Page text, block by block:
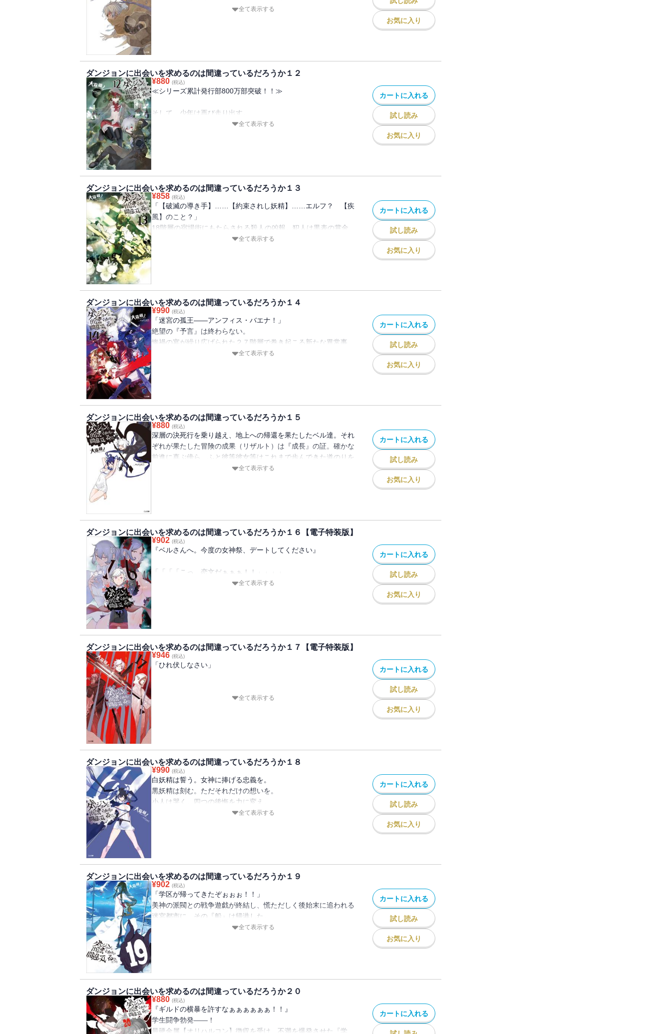
「迷わないで。貴方の側には失われないものがちゃんと残ってい
ます」
出会いの絆に支えられ、決意を新たにした少年は仲間とともに立
ち上がる。
「僕……強くなりたいです」
これは、少年が歩み、女神が記す、
──【眷族の物語（ファミリア・ミィス）】──
※電子版は文庫版と一部異なる場合がありますので、あらかじめ
全て表示する
お気に入り
ダンジョンに出会いを求めるのは間違っているだろうか１２
¥880 (税込)
≪シリーズ累計発行部800万部突破！！≫
そして、少年は再び走り出す。
好敵手との死闘を経て成長を遂げたベル。
ベル・クラネルは『資格』を得た、更なる冒険に臨め――。
ギルドより届いた指令がベルを新たな舞台へと導く。
迷宮攻略のために発足される『派閥連盟』。
これまで戦ってきた仲間達とともに、新たな階層、新たなモンス
ター、そして新たな『未知』に挑む。
全て表示する
カートに入れる
試し読み
お気に入り
ダンジョンに出会いを求めるのは間違っているだろうか１３
¥858 (税込)
「【破滅の導き手】……【約束されし妖精】……エルフ？ 【疾
風】のこと？」
18階層の宿場街にもたらされる殺人の凶報。犯人は黒表の賞金
始める。
そして真相を追う少年が、黒き復讐の炎に焼かれる妖精と邂逅を
果たす時、かつてない【厄災】が産声を上げる！
これは少年が歩み、女神が記す、──【眷族の物語＜ファミリ
ア・ミィス＞】── ※電子版は紙書籍版と一部異なる場合があ
全て表示する
カートに入れる
試し読み
お気に入り
ダンジョンに出会いを求めるのは間違っているだろうか１４
¥990 (税込)
「迷宮の孤王――アンフィス・バエナ！」
絶望の『予言』は終わらない。
惨禍の宴が繰り広げられた２７階層で巻き起こる新たな異常事
態。退路を断たれたリリ達は、ベル不在の中で『冒険』を余儀な
そして迫りくる【厄災】の影。かつてない過酷に翻弄される中、
リューは生と死の狭間で過去の情景を見る。
「私には、もう……『正義』はない」
これは少年が歩み、女神が記す、 ──【眷族の物語】── ※電
子版は紙書籍版と一部異なる場合がありますので、あらかじめご
全て表示する
カートに入れる
試し読み
お気に入り
ダンジョンに出会いを求めるのは間違っているだろうか１５
¥880 (税込)
深層の決死行を乗り越え、地上への帰還を果たしたベル達。それ
ぞれが果たした冒険の成果（リザルト）は『成長』の証。確かな
前進に喜ぶ傍ら、ふと彼等彼女等はこれまで歩んできた道のりを
鍛冶師は遠き日を重ねた空を仰ぎ。
受付嬢は昔日の傷を。
妖精は正義の誓いを。
黒烏（からす）は金狐（きつね）との今昔の物語を想う。
今と過去が織りなす日常編。『英雄』が生まれる地に束の間の安
※電子版は紙書籍版と一部異なる場合がありますので、あらかじ
めご了承ください
全て表示する
カートに入れる
試し読み
お気に入り
ダンジョンに出会いを求めるのは間違っているだろうか１６【電子特装版】
¥902 (税込)
『ベルさんへ。今度の女神祭、デートしてください』
「「「「こっ、恋文だぁぁぁ！！」」」」
「ええええええええええええええっ！？」
【フレイヤ・ファミリア】を巻き込んだ大騒動に発展してしま
う！
「全ては女神のために。――死ね、娘」
電子版には特典ショートストーリー「事故を装ってダンジョンに
出会いを求めるのは間違っているでしょうか」を収録！
※電子版は紙書籍版と一部異なる場合がありますので、あらかじ
全て表示する
カートに入れる
試し読み
お気に入り
ダンジョンに出会いを求めるのは間違っているだろうか１７【電子特装版】
¥946 (税込)
「ひれ伏しなさい」
録！
※電子版は紙書籍版と一部異なる場合がありますので、あらかじ
めご了承ください
全て表示する
カートに入れる
試し読み
お気に入り
ダンジョンに出会いを求めるのは間違っているだろうか１８
¥990 (税込)
白妖精は誓う。女神に捧げる忠義を。
黒妖精は刻む。ただそれだけの想いを。
小人は哭く。四つの後悔を力に変え。
戦車は進む。女神以外全てを切り捨て。
け抜ける。
だから、誰よりも傷付き果てる少年は――黄昏の空に、『偽善』
を告げた。
「あの人を助けるって、約束したんだ」
これは少年が歩み、女神が記す、
全て表示する
カートに入れる
試し読み
お気に入り
ダンジョンに出会いを求めるのは間違っているだろうか１９
¥902 (税込)
「学区が帰ってきたぞぉぉぉ！！」
美神の派閥との戦争遊戯が終結し、慌ただしく後始末に追われる
迷宮都市に、その『船』は帰港した。
『学区』。ギルドが支援する、移動型の超巨大教育機関。
に新たな冒険が幕を開ける迷宮譚十九弾！
これは、少年が歩み、女神が記す、
――【眷族の物語（ファミリア・ミィス）】――
※電子版は紙書籍版と一部異なる場合がありますので、あらかじ
全て表示する
カートに入れる
試し読み
お気に入り
ダンジョンに出会いを求めるのは間違っているだろうか２０
¥880 (税込)
『ギルドの横暴を許すなぁぁぁぁぁぁ！！』
学生闘争勃発――！
最硬金属【オリハルコン】徴収を受け、不満を爆発させた『学
カートに入れる